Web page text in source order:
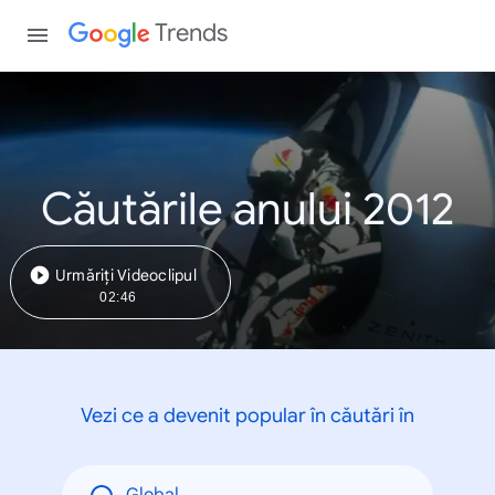
Trends
Căutările anului 2012
Urmăriți Videoclipul
02:46
Vezi ce a devenit popular în căutări în